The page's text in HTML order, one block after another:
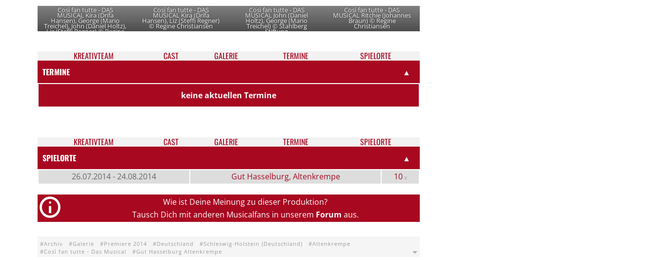
Così fan tutte - DAS
MUSICAL Kira (Drífa
Hansen), George (Mario
Treichel), John (Daniel Holtz),
Liz (Steffi Regner) © Regine
Così fan tutte - DAS
MUSICAL Kira (Drífa
Hansen), Liz (Steffi Regner)
© Regine Christiansen
Così fan tutte - DAS
MUSICAL John (Daniel
Holtz), George (Mario
Treichel) © Stahlberg
Stiftung
Così fan tutte - DAS
MUSICAL Ritchie (Johannes
Braun) © Regine
Christiansen
KREATIV­TEAM CAST GALE­RIE TER­MI­NE
SPIELORTE
TERMINE
▲
keine aktuellen Termine
KREATIV­TEAM CAST GALE­RIE TER­MI­NE
SPIELORTE
SPIELORTE
▲
26.07.2014 - 24.08.2014 Gut Hasselburg, Altenkrempe 10x
Wie ist Deine Meinung zu dieser Produktion?
Tausch Dich mit anderen Musicalfans in unserem Forum aus.
Archiv Galerie Premiere 2014 Deutschland Schleswig-Holstein (Deutschland)
Altenkrempe
Così fan tutte - Das Musical
Gut Hasselburg Altenkrempe